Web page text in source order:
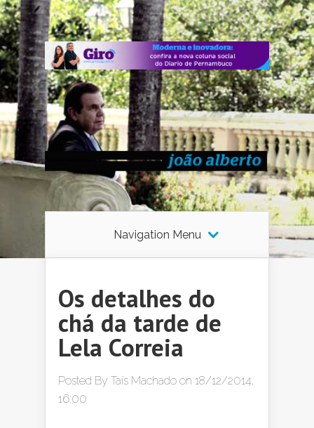
Navigation Menu
Os detalhes do
chá da tarde de
Lela Correia
Posted By Taís Machado on 18/12/2014,
16:00